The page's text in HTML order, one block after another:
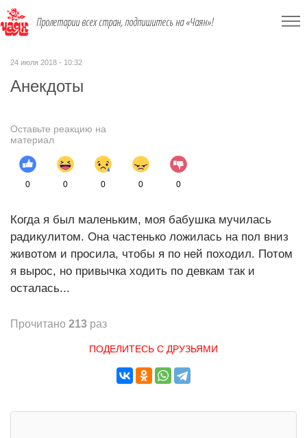
Пролетарии всех стран, подпишитесь на «Чаян»!
24 июля 2018 - 10:32
Анекдоты
Оставьте реакцию на
материал
0 0 0 0 0
Когда я был маленьким, моя бабушка мучилась
радикулитом. Она частенько ложилась на пол вниз
животом и просила, чтобы я по ней походил. Потом
я вырос, но привычка ходить по девкам так и
осталась...
Прочитано 213 раз
ПОДЕЛИТЕСЬ С ДРУЗЬЯМИ